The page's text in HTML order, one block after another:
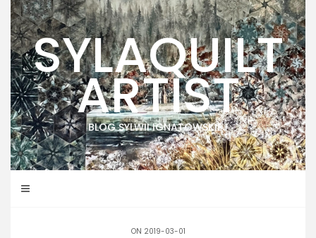
Skip
contentSYLAQUILT
ARTIST
BLOG SYLWII IGNATOWSKIEJ
ON 2019-03-01